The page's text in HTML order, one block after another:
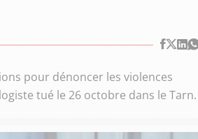
pour dénoncer les violences
tué le 26 octobre dans le Tarn.